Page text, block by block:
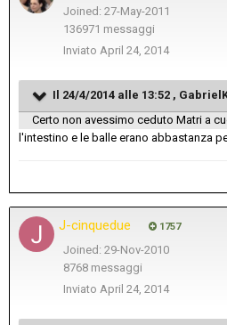
Joined: 27-May-2011
136971 messaggi
Inviato April 24, 2014
Il 24/4/2014 alle 13:52 ,
Certo non avessimo ceduto Matri a
l'intestino e le balle erano abbastanza
J-cinquedue 1757
Joined: 29-Nov-2010
8768 messaggi
Inviato April 24, 2014